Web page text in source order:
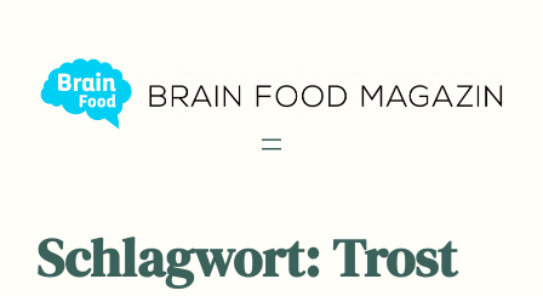
Inhalt
springen
Schlagwort:Trost